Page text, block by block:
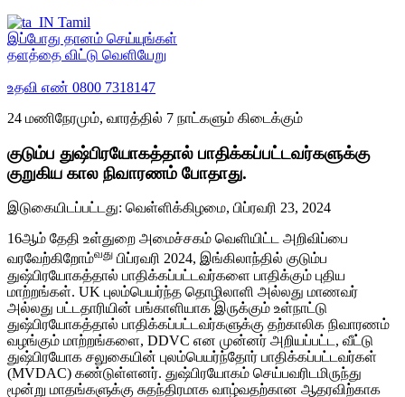
Tamil
இப்போது தானம் செய்யுங்கள்
தளத்தை விட்டு வெளியேறு
உதவி எண் 0800 7318147
24 மணிநேரமும், வாரத்தில் 7 நாட்களும் கிடைக்கும்
குடும்ப துஷ்பிரயோகத்தால் பாதிக்கப்பட்டவர்களுக்கு
குறுகிய கால நிவாரணம் போதாது.
இடுகையிடப்பட்டது: வெள்ளிக்கிழமை, பிப்ரவரி 23, 2024
16ஆம் தேதி உள்துறை அமைச்சகம் வெளியிட்ட அறிவிப்பை
வரவேற்கிறோம்வது பிப்ரவரி 2024, இங்கிலாந்தில் குடும்ப
துஷ்பிரயோகத்தால் பாதிக்கப்பட்டவர்களை பாதிக்கும் புதிய
மாற்றங்கள். UK புலம்பெயர்ந்த தொழிலாளி அல்லது மாணவர்
அல்லது பட்டதாரியின் பங்காளியாக இருக்கும் உள்நாட்டு
துஷ்பிரயோகத்தால் பாதிக்கப்பட்டவர்களுக்கு தற்காலிக நிவாரணம்
வழங்கும் மாற்றங்களை, DDVC என முன்னர் அறியப்பட்ட, வீட்டு
துஷ்பிரயோக சலுகையின் புலம்பெயர்ந்தோர் பாதிக்கப்பட்டவர்கள்
(MVDAC) கண்டுள்ளனர். துஷ்பிரயோகம் செய்பவரிடமிருந்து
மூன்று மாதங்களுக்கு சுதந்திரமாக வாழ்வதற்கான ஆதரவிற்காக